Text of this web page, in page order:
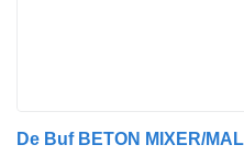
De Buf BETON MIXER/